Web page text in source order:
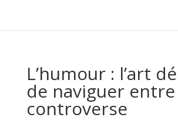
L’humour : l’art
de naviguer
controverse